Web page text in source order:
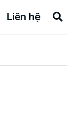
Liên hệ